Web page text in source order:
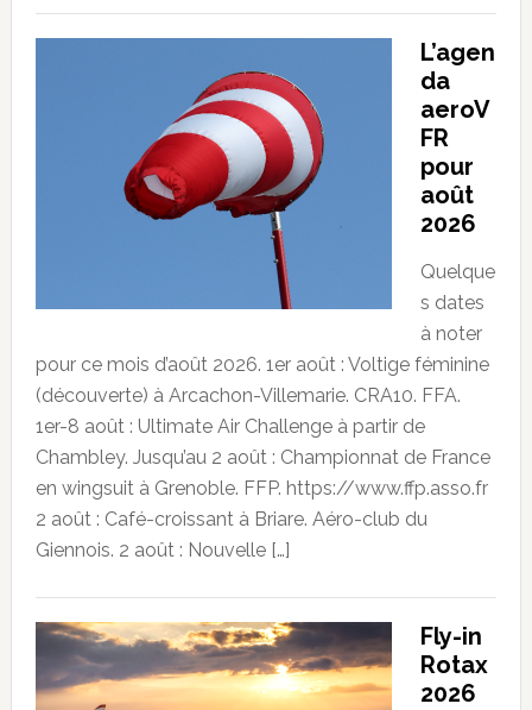
L’agen
da
aeroV
FR
pour
août
2026
Quelque
s dates
à noter
pour ce mois d’août 2026. 1er août : Voltige féminine
(découverte) à Arcachon-Villemarie. CRA10. FFA.
1er-8 août : Ultimate Air Challenge à partir de
Chambley. Jusqu’au 2 août : Championnat de France
en wingsuit à Grenoble. FFP. https://www.ffp.asso.fr
2 août : Café-croissant à Briare. Aéro-club du
Giennois. 2 août : Nouvelle […]
Fly-in
Rotax
2026